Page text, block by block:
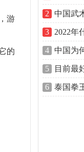
游
的
2 中国武术
3 2022年什
4 中国为何
5 目前最好
6 泰国拳王